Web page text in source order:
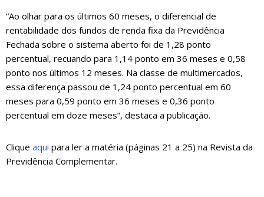
“Ao olhar para os últimos 60 meses, o diferencial de
rentabilidade dos fundos de renda fixa da Previdência
Fechada sobre o sistema aberto foi de 1,28 ponto
percentual, recuando para 1,14 ponto em 36 meses e 0,58
ponto nos últimos 12 meses. Na classe de multimercados,
essa diferença passou de 1,24 ponto percentual em 60
meses para 0,59 ponto em 36 meses e 0,36 ponto
percentual em doze meses”, destaca a publicação.
Clique aqui para ler a matéria (páginas 21 a 25) na Revista da
Previdência Complementar.